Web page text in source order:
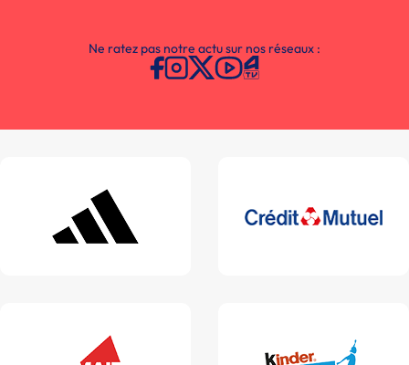
Ne ratez pas notre actu sur nos réseaux :